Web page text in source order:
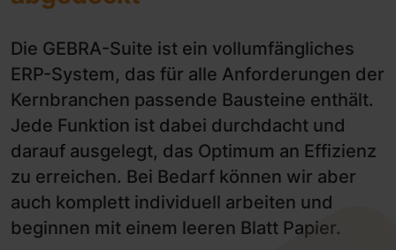
Die GEBRA-Suite ist ein vollumfängliches
ERP-System, das für alle Anforderungen der
Kernbranchen passende Bausteine enthält.
Jede Funktion ist dabei durchdacht und
darauf ausgelegt, das Optimum an Effizienz
zu erreichen. Bei Bedarf können wir aber
auch komplett individuell arbeiten und
beginnen mit einem leeren Blatt Papier.